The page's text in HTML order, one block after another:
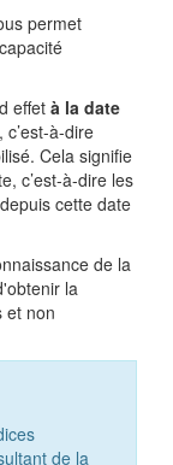
permet
effetà la date
, c’est-à-dire
Cela signifie
c’est-à-dire les
cette date
de la
la
et non
de la